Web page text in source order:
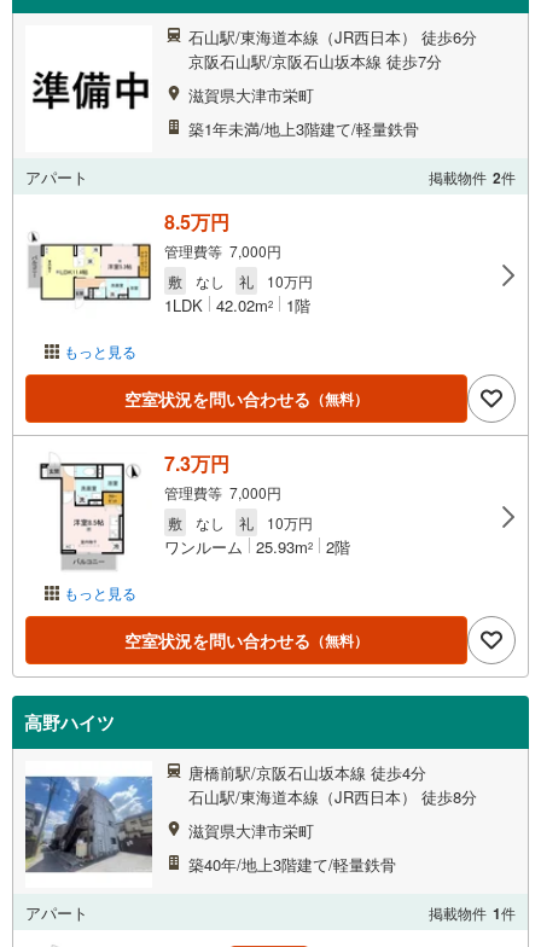
石山駅/東海道本線（JR西日本） 徒歩6分
京阪石山駅/京阪石山坂本線 徒歩7分
滋賀県大津市栄町
築1年未満/地上3階建て/軽量鉄骨
アパート 掲載物件 2件
もっと見る
8.5万円
管理費等 7,000円
敷
なし 礼 10万円
1LDK 42.02m2 1階
空室状況を問い合わせる （無料）
もっと見る
7.3万円
管理費等 7,000円
敷
なし 礼 10万円
ワンルーム 25.93m2 2階
空室状況を問い合わせる （無料）
高野ハイツ
唐橋前駅/京阪石山坂本線 徒歩4分
石山駅/東海道本線（JR西日本） 徒歩8分
滋賀県大津市栄町
築40年/地上3階建て/軽量鉄骨
アパート 掲載物件 1件